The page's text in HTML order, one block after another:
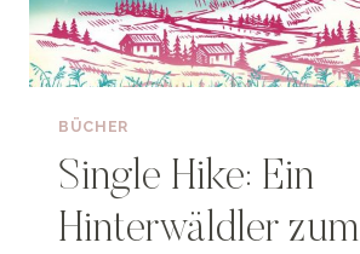
BÜCHER
Single Hike: Ein
Hinterwäldler zum